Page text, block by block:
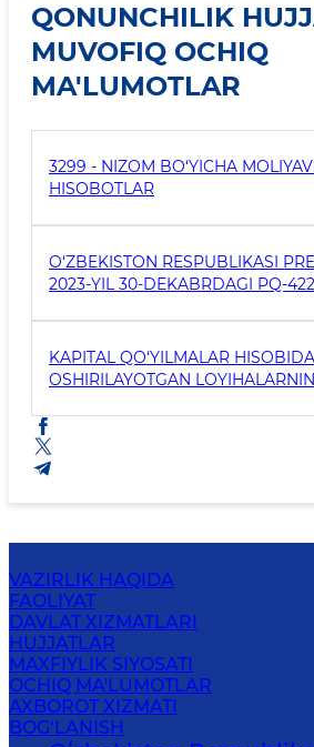
QONUNCHILIK
MUVOFIQ OCHIQ
MA'LUMOTLAR
3299 - NIZOM BO‘YICHA
HISOBOTLAR
O‘ZBEKISTON RESPUBLIKASI
2023-YIL 30-DEKABRDAGI PQ-
HISOBOTLAR
KAPITAL QO‘YILMALAR
OSHIRILAYOTGAN
VAZIRLIK HAQIDA
FAOLIYAT
DAVLAT XIZMATLARI
HUJJATLAR
MAXFIYLIK SIYOSATI
OCHIQ MA'LUMOTLAR
AXBOROT XIZMATI
BOG‘LANISH